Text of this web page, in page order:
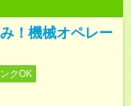
！機械オペレー
クOK